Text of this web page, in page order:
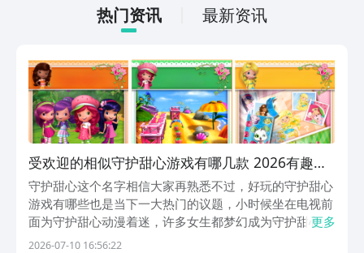
下游戏的主要乐趣吧。
热门资讯 最新资讯
受欢迎的相似守护甜心游戏有哪几款 2026有趣的
甜心游戏下载分享
守护甜心这个名字相信大家再熟悉不过，好玩的守护甜心
游戏有哪些也是当下一大热门的议题，小时候坐在电视前
面为守护甜心动漫着迷，许多女生都梦幻成为守护甜心的
角色，可爱甜心的二次元，是守护甜心的标签，接下来小
更多
2026-07-10 16:56:22